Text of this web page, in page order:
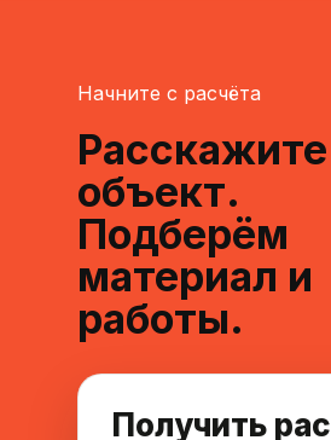
Начните с расчёта
объект.
Подберём
материал и
работы.
Получить